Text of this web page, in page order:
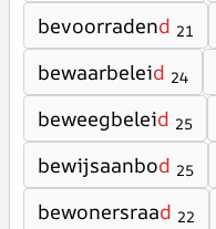
bevoorradend 21
bewaarbeleid 24
beweegbeleid 25
bewijsaanbod 25
bewonersraad 22